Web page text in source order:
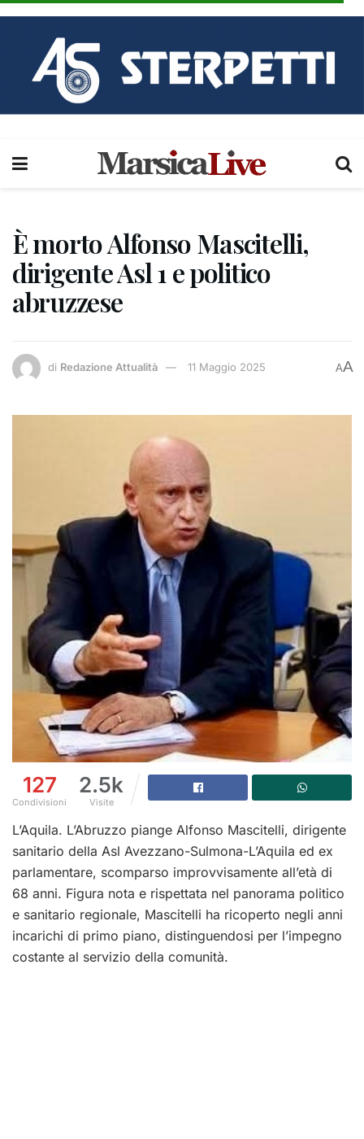
È morto Alfonso Mascitelli,
dirigente Asl 1 e politico
abruzzese
di Redazione Attualità 11 Maggio 2025 AA
127
Condivisioni
2.5k
Visite
L’Aquila. L’Abruzzo piange Alfonso Mascitelli, dirigente
sanitario della Asl Avezzano-Sulmona-L’Aquila ed ex
parlamentare, scomparso improvvisamente all’età di
68 anni. Figura nota e rispettata nel panorama politico
e sanitario regionale, Mascitelli ha ricoperto negli anni
incarichi di primo piano, distinguendosi per l’impegno
costante al servizio della comunità.